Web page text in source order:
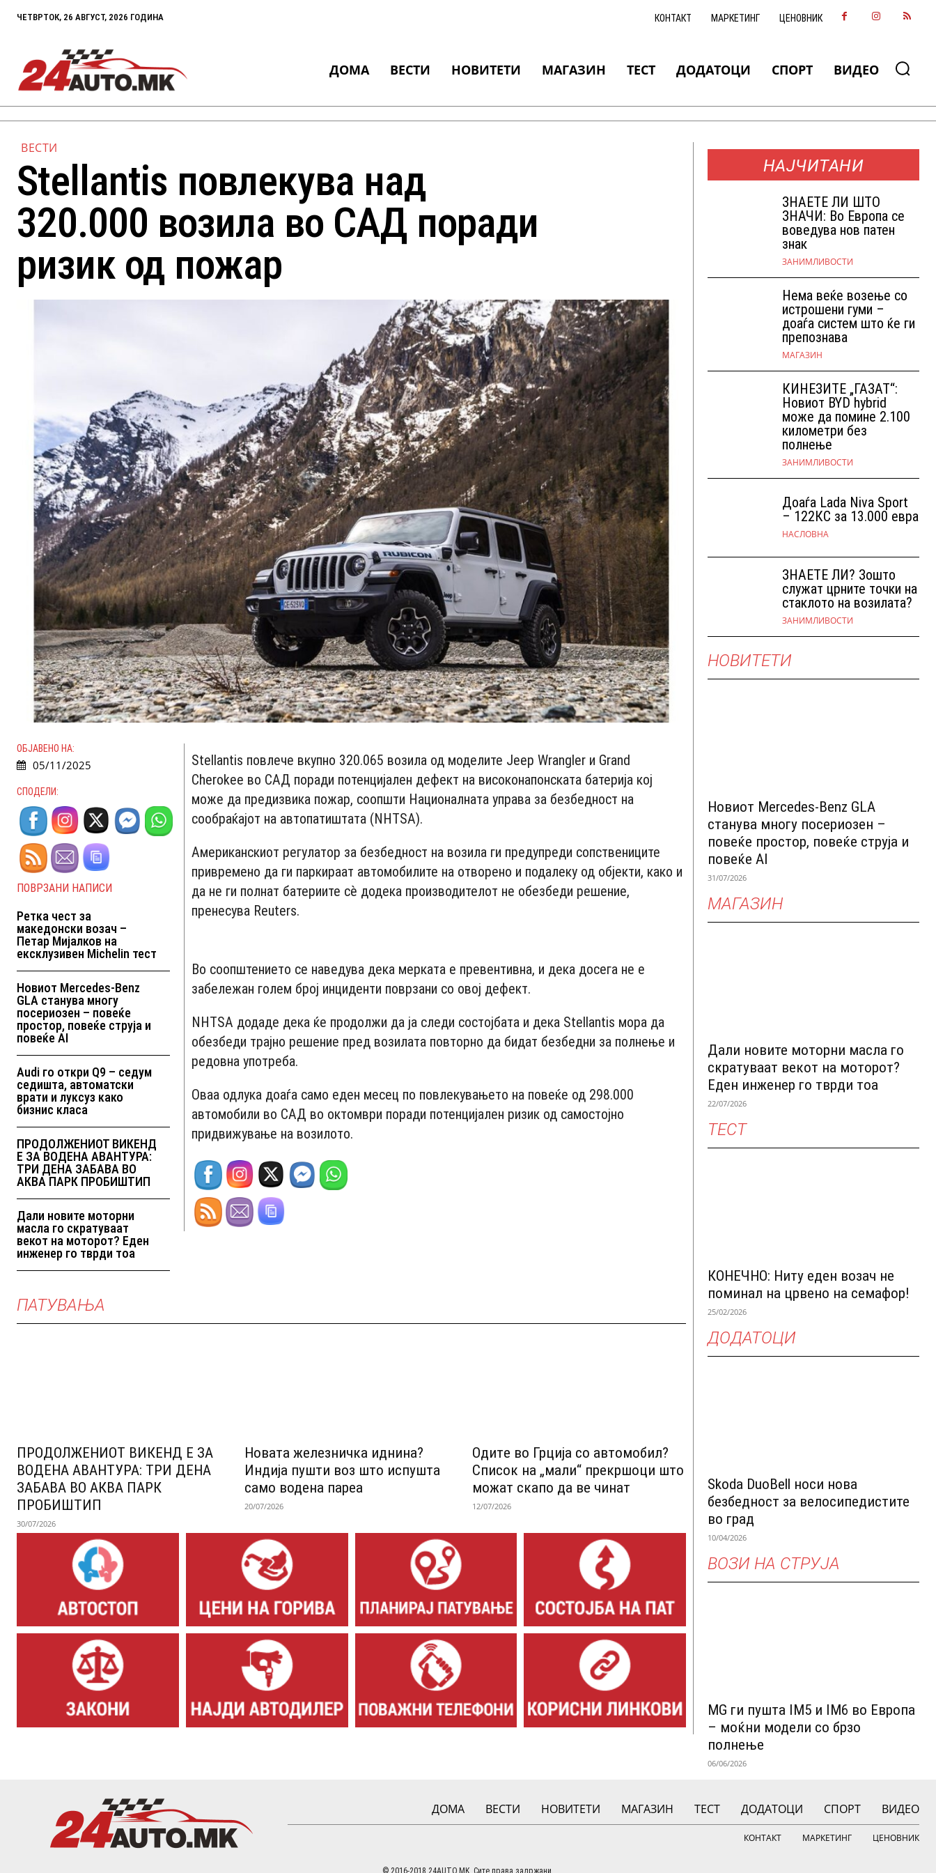
ЧЕТВРТОК, 26 АВГУСТ, 2026 ГОДИНА КОНТАКТ МАРКЕТИНГ ЦЕНОВНИК
ДОМА ВЕСТИ НОВИТЕТИ МАГАЗИН ТЕСТ ДОДАТОЦИ СПОРТ ВИДЕО
ВЕСТИ
Stellantis повлекува над
320.000 возила во САД поради
ризик од пожар
ОБЈАВЕНО НА:
05/11/2025
СПОДЕЛИ:
ПОВРЗАНИ НАПИСИ
Ретка чест за
македонски возач –
Петар Мијалков на
ексклузивен Michelin тест
Новиот Mercedes-Benz
GLA станува многу
посериозен – повеќе
простор, повеќе струја и
повеќе AI
Audi го откри Q9 – седум
седишта, автоматски
врати и луксуз како
бизнис класа
ПРОДОЛЖЕНИОТ ВИКЕНД
Е ЗА ВОДЕНА АВАНТУРА:
ТРИ ДЕНА ЗАБАВА ВО
АКВА ПАРК ПРОБИШТИП
Дали новите моторни
масла го скратуваат
векот на моторот? Еден
инженер го тврди тоа
Stellantis повлече вкупно 320.065 возила од моделите Jeep Wrangler и Grand
Cherokee во САД поради потенцијален дефект на високонапонската батерија кој
може да предизвика пожар, соопшти Националната управа за безбедност на
сообраќајот на автопатиштата (NHTSA).
Американскиот регулатор за безбедност на возила ги предупреди сопствениците
привремено да ги паркираат автомобилите на отворено и подалеку од објекти, како и
да не ги полнат батериите сè додека производителот не обезбеди решение,
пренесува Reuters.
Во соопштението се наведува дека мерката е превентивна, и дека досега не е
забележан голем број инциденти поврзани со овој дефект.
NHTSA додаде дека ќе продолжи да ја следи состојбата и дека Stellantis мора да
обезбеди трајно решение пред возилата повторно да бидат безбедни за полнење и
редовна употреба.
Оваа одлука доаѓа само еден месец по повлекувањето на повеќе од 298.000
автомобили во САД во октомври поради потенцијален ризик од самостојно
придвижување на возилото.
ПАТУВАЊА
ПРОДОЛЖЕНИОТ ВИКЕНД Е ЗА
ВОДЕНА АВАНТУРА: ТРИ ДЕНА
ЗАБАВА ВО АКВА ПАРК
ПРОБИШТИП
30/07/2026
Новата железничка иднина?
Индија пушти воз што испушта
само водена пареа
20/07/2026
Одитe во Грција со автомобил?
Список на „мали“ прекршоци што
можат скапо да ве чинат
12/07/2026
НАЈЧИТАНИ
ЗНАEТЕ ЛИ ШТО
ЗНАЧИ: Во Европа се
воведува нов патен
знак
ЗАНИМЛИВОСТИ
Нема веќе возење со
истрошени гуми –
доаѓа систем што ќе ги
препознава
МАГАЗИН
КИНЕЗИТЕ „ГАЗАТ“:
Новиот BYD hybrid
може да помине 2.100
километри без
полнење
ЗАНИМЛИВОСТИ
Доаѓа Lada Niva Sport
– 122КС за 13.000 евра
НАСЛОВНА
ЗНАЕТЕ ЛИ? Зошто
служат црните точки на
стаклото на возилата?
ЗАНИМЛИВОСТИ
НОВИТЕТИ
Новиот Mercedes-Benz GLA
станува многу посериозен –
повеќе простор, повеќе струја и
повеќе AI
31/07/2026
МАГАЗИН
Дали новите моторни масла го
скратуваат векот на моторот?
Еден инженер го тврди тоа
22/07/2026
ТЕСТ
КОНЕЧНО: Ниту еден возач не
поминал на црвено на семафор!
25/02/2026
ДОДАТОЦИ
Skoda DuoBell носи нова
безбедност за велосипедистите
во град
10/04/2026
ВОЗИ НА СТРУЈА
MG ги пушта IM5 и IM6 во Европа
– моќни модели со брзо
полнење
06/06/2026
ДОМА ВЕСТИ НОВИТЕТИ МАГАЗИН ТЕСТ ДОДАТОЦИ СПОРТ ВИДЕО
КОНТАКТ МАРКЕТИНГ ЦЕНОВНИК
© 2016-2018 24AUTO.MK. Сите права задржани.